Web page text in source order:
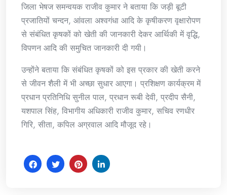
जिला भेषज समन्वयक राजीव कुमार ने बताया कि जड़ी बूटी
प्रजातियों चन्दन, आंवला अश्वगंधा आदि के कृषीकरण वृक्षारोपण
से संबंधित कृषकों को खेती की जानकारी देकर आर्थिकी में वृद्धि,
विपणन आदि की समुचित जानकारी दी गयी।
उन्होंने बताया कि संबंधित कृषकों को इस प्रकार की खेती करने
से जीवन शैली में भी अच्छा सुधार आएगा। प्रशिक्षण कार्यक्रम में
प्रधान प्रतिनिधि सुनील पाल, प्रधान रूबी देवी, प्रदीप सैनी,
यशपाल सिंह, विभागीय अधिकारी राजीव कुमार, सचिव रणधीर
गिरि, सीता, कपिल अग्रवाल आदि मौजूद रहे।